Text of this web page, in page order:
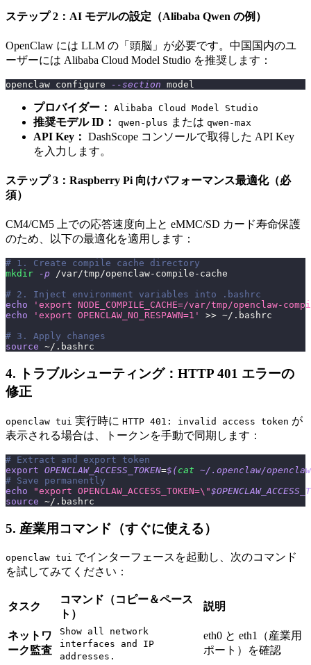
ステップ 2：AI モデルの設定（Alibaba Qwen の例）
OpenClaw には LLM の「頭脳」が必要です。中国国内のユ
ーザーには Alibaba Cloud Model Studio を推奨します：
openclaw configure --section model
プロバイダー： Alibaba Cloud Model Studio
推奨モデル ID： qwen-plus または qwen-max
API Key： DashScope コンソールで取得した API Key
を入力します。
ステップ 3：Raspberry Pi 向けパフォーマンス最適化（必
須）
CM4/CM5 上での応答速度向上と eMMC/SD カード寿命保護
のため、以下の最適化を適用します：
# 1. Create compile cache directory
mkdir
-p /var/tmp/openclaw-compile-cache
# 2. Inject environment variables into .bashrc
echo
'export NODE_COMPILE_CACHE=/var/tmp/openclaw-
echo
'export OPENCLAW_NO_RESPAWN=1' >> ~/.bashrc
# 3. Apply changes
source ~/.bashrc
4. トラブルシューティング：HTTP 401 エラーの
修正
openclaw tui 実行時に HTTP 401: invalid access token が
表示される場合は、トークンを手動で同期します：
# Extract and export token
export OPENCLAW_ACCESS_TOKEN=$(cat ~/.openclaw/
# Save permanently
echo
"export OPENCLAW_ACCESS_TOKEN=\"
source ~/.bashrc
5. 産業用コマンド（すぐに使える）
openclaw tui でインターフェースを起動し、次のコマンド
を試してみてください：
タスク
コマンド（コピー＆ペース
ト）
説明
ネットワ
ーク監査
Show all network
interfaces and IP
addresses.
eth0 と eth1（産業用
ポート）を確認